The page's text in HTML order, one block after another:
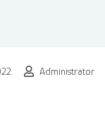
Administrator